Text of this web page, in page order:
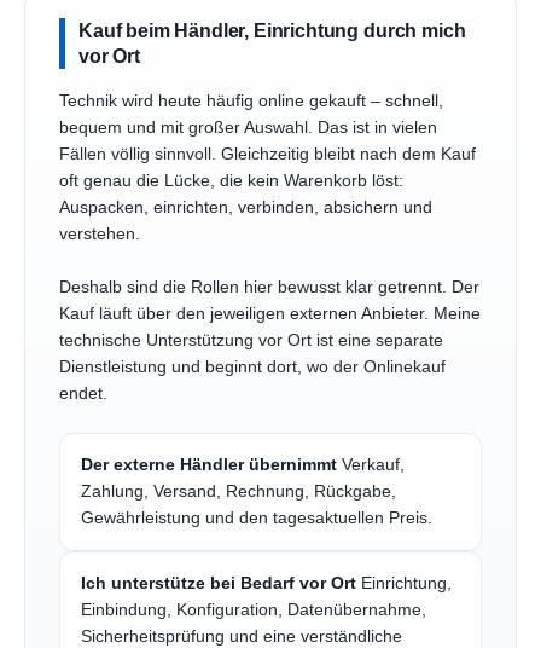
Kauf beim Händler, Einrichtung durch mich
vor Ort
Technik wird heute häufig online gekauft – schnell,
bequem und mit großer Auswahl. Das ist in vielen
Fällen völlig sinnvoll. Gleichzeitig bleibt nach dem Kauf
oft genau die Lücke, die kein Warenkorb löst:
Auspacken, einrichten, verbinden, absichern und
verstehen.
Deshalb sind die Rollen hier bewusst klar getrennt. Der
Kauf läuft über den jeweiligen externen Anbieter. Meine
technische Unterstützung vor Ort ist eine separate
Dienstleistung und beginnt dort, wo der Onlinekauf
endet.
Der externe Händler übernimmt Verkauf,
Zahlung, Versand, Rechnung, Rückgabe,
Gewährleistung und den tagesaktuellen Preis.
Ich unterstütze bei Bedarf vor Ort Einrichtung,
Einbindung, Konfiguration, Datenübernahme,
Sicherheitsprüfung und eine verständliche